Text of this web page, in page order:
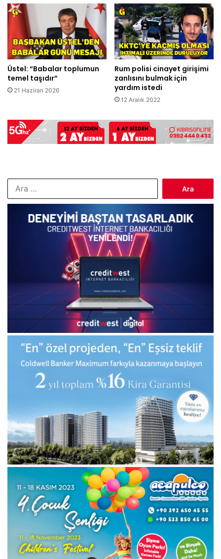
Üstel: “Babalar toplumun
temel taşıdır”
21 Haziran 2026
Rum polisi cinayet girişimi
zanlısını bulmak için
yardım istedi
12 Aralık 2022